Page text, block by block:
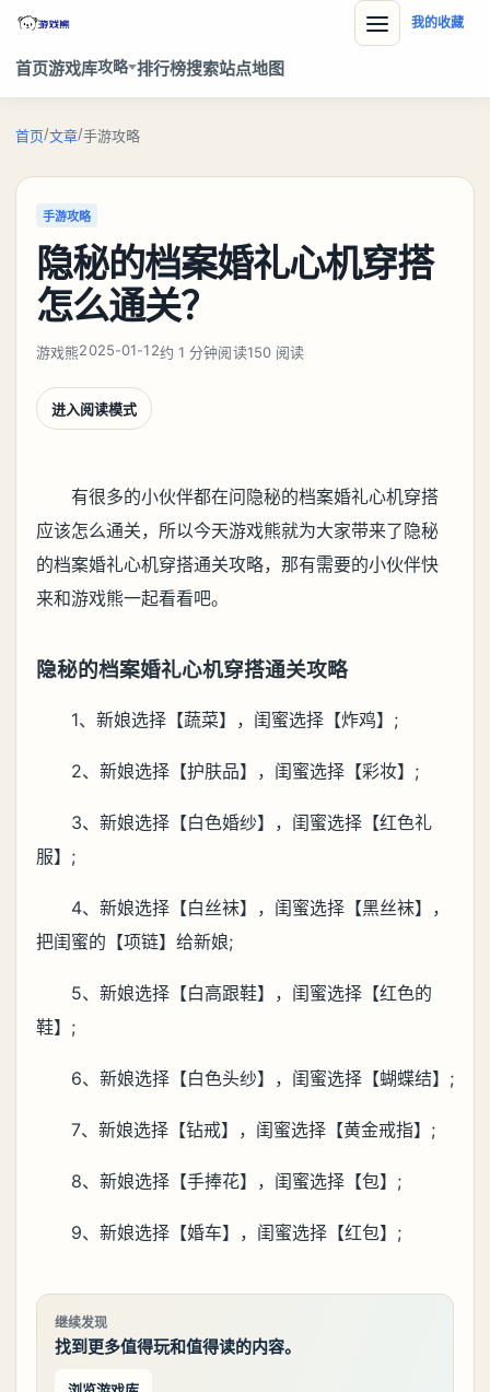
首页游戏库攻略 排行榜搜索站点地图
我的收藏
首页/文章/手游攻略
手游攻略
隐秘的档案婚礼心机穿搭
怎么通关？
游戏熊2025-01-12约 1 分钟阅读150 阅读
进入阅读模式
有很多的小伙伴都在问隐秘的档案婚礼心机穿搭
应该怎么通关，所以今天游戏熊就为大家带来了隐秘
的档案婚礼心机穿搭通关攻略，那有需要的小伙伴快
来和游戏熊一起看看吧。
隐秘的档案婚礼心机穿搭通关攻略
1、新娘选择【蔬菜】，闺蜜选择【炸鸡】;
2、新娘选择【护肤品】，闺蜜选择【彩妆】;
3、新娘选择【白色婚纱】，闺蜜选择【红色礼
服】;
4、新娘选择【白丝袜】，闺蜜选择【黑丝袜】，
把闺蜜的【项链】给新娘;
5、新娘选择【白高跟鞋】，闺蜜选择【红色的
鞋】;
6、新娘选择【白色头纱】，闺蜜选择【蝴蝶结】;
7、新娘选择【钻戒】，闺蜜选择【黄金戒指】;
8、新娘选择【手捧花】，闺蜜选择【包】;
9、新娘选择【婚车】，闺蜜选择【红包】;
继续发现
找到更多值得玩和值得读的内容。